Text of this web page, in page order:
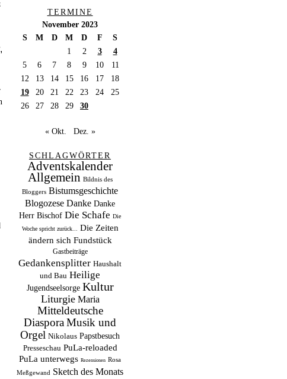
TERMINE
November 2023
S
M D M D F
S
1
2 3
4
5
6 7 8 9 10
11
12
13 14 15 16 17
18
19
20 21 22 23 24
25
26
27 28 29 30
« Okt. Dez. »
SCHLAGWÖRTER
Adventskalender
Allgemein Bildnis des
Bloggers Bistumsgeschichte
Blogozese Danke Danke
Herr Bischof Die Schafe Die
Woche spricht zurück...
Die Zeiten
ändern sich Fundstück
Gastbeiträge
Gedankensplitter Haushalt
und Bau Heilige
Jugendseelsorge Kultur
Liturgie Maria
Mitteldeutsche
Diaspora Musik und
Orgel Nikolaus Papstbesuch
Presseschau PuLa-reloaded
PuLa unterwegs Rezensionen Rosa
Meßgewand Sketch des Monats